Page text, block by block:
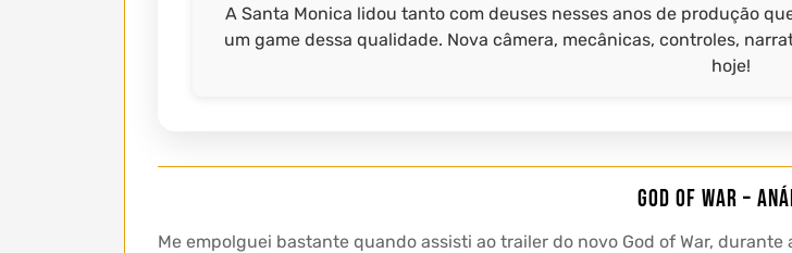
A Santa Monica lidou tanto com deuses nesses anos de produção
um game dessa qualidade. Nova câmera, mecânicas, controles,
hoje!
God of War –
Me empolguei bastante quando assisti ao trailer do novo God of War,